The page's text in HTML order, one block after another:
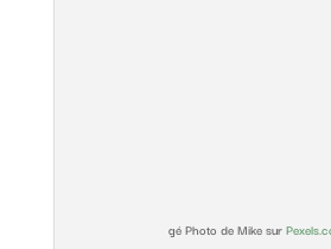
gé Photo de Mike sur